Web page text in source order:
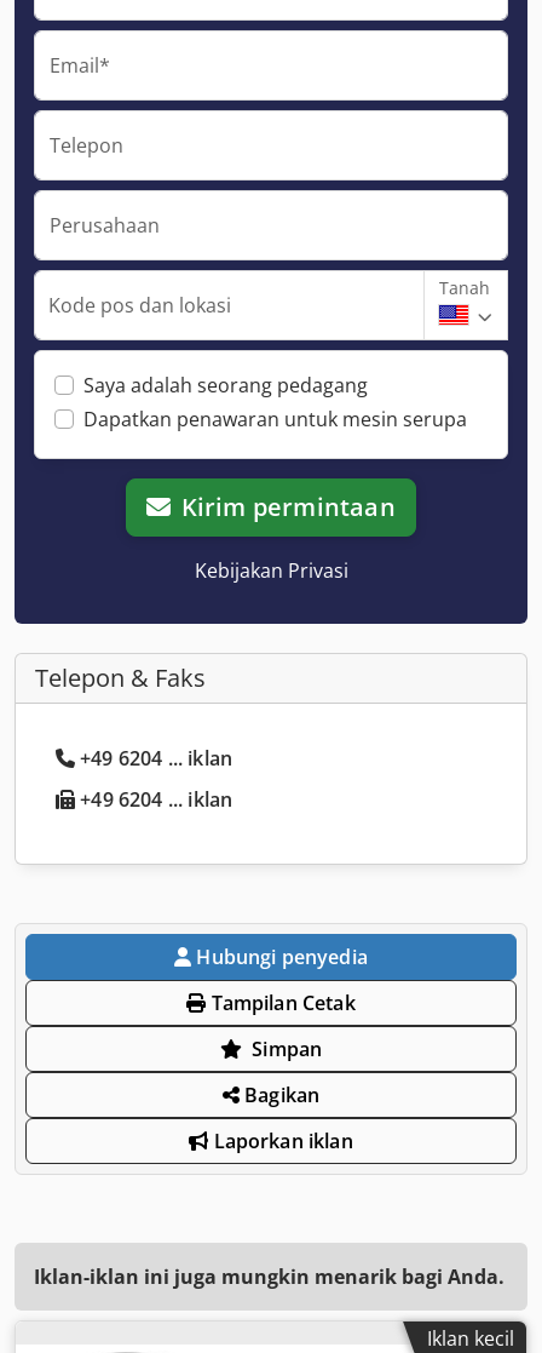
Email*
Telepon
Perusahaan
Kode pos dan lokasi
Tanah
Saya adalah seorang pedagang
Dapatkan penawaran untuk mesin serupa
Kirim permintaan
Kebijakan Privasi
Telepon & Faks
+49 6204 ... iklan
+49 6204 ... iklan
Hubungi penyedia
Tampilan Cetak
Simpan
Bagikan
Laporkan iklan
Iklan-iklan ini juga mungkin menarik bagi Anda.
Iklan kecil